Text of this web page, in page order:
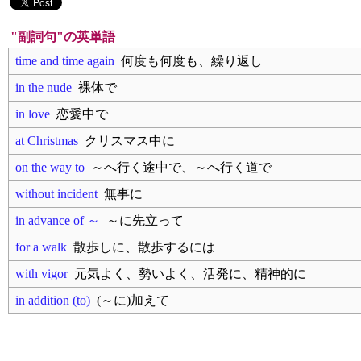
"副詞句"の英単語
time and time again 何度も何度も、繰り返し
in the nude 裸体で
in love 恋愛中で
at Christmas クリスマス中に
on the way to ～へ行く途中で、～へ行く道で
without incident 無事に
in advance of ～
～に先立って
for a walk 散歩しに、散歩するには
with vigor元気よく、勢いよく、活発に、精神的に
in addition (to) (～に)加えて